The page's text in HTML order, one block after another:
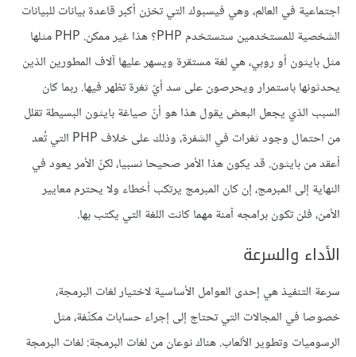
اجتماعية في العالم، وهي فيسبوك التي تخزن أكبر قاعدة بيانات للبيانات
الشخصية للمستخدمين ستستخدم PHP؟ هذا غير ممكن. PHP مثلها
مثل بايثون أو روبي، هي لغة مستقرة ويسهر عليها آلاف المطورين الذين
يحدثونها باستمرار ويحرصون على سد أيّ ثغرة تظهر فيها. ربما كان
السبب الذي يجعل البعض يقول هذا هو أنّ صياغة بايثون البسيطة تقلل
من احتمال وجود ثغرات في الشفرة، وذلك على خلاف PHP التي تُعد
أعقد من بايثون. قد يكون هذا الأمر صحيحا نسبيا، لكنّ الأمر يعود في
النهاية إلى المبرمج، إن كان المبرمج يرتكب أخطاء ولا يحترم معايير
الأمن، فلن تكون برامجه آمنة مهما كانت اللغة التي يكتب بها.
الأداء والسرعة
سرعة التنفيذ هي إحدى العوامل الأساسية لاختيار لغات البرمجة،
خصوصا في المجالات التي تحتاج إلى إجراء حسابات مكثّفة، مثل
الرسوميات وتطوير الألعاب. هناك نوعان من لغات البرمجة: لغات البرمجة